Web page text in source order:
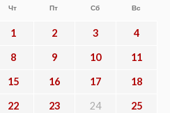
Чт Пт Сб Вс
1 2 3 4
8 9 10 11
15 16 17 18
22 23 24 25